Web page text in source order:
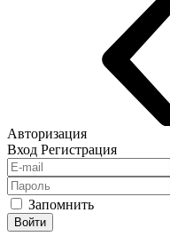
Авторизация
Вход Регистрация
Запомнить
Войти